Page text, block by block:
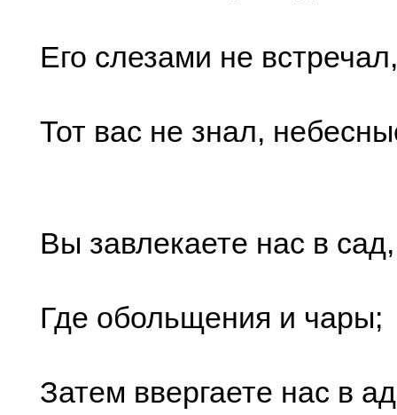
Его слезами не встречал,
Тот вас не знал,
Вы завлекаете нас в сад,
Где обольщения и чары;
Затем ввергаете нас в